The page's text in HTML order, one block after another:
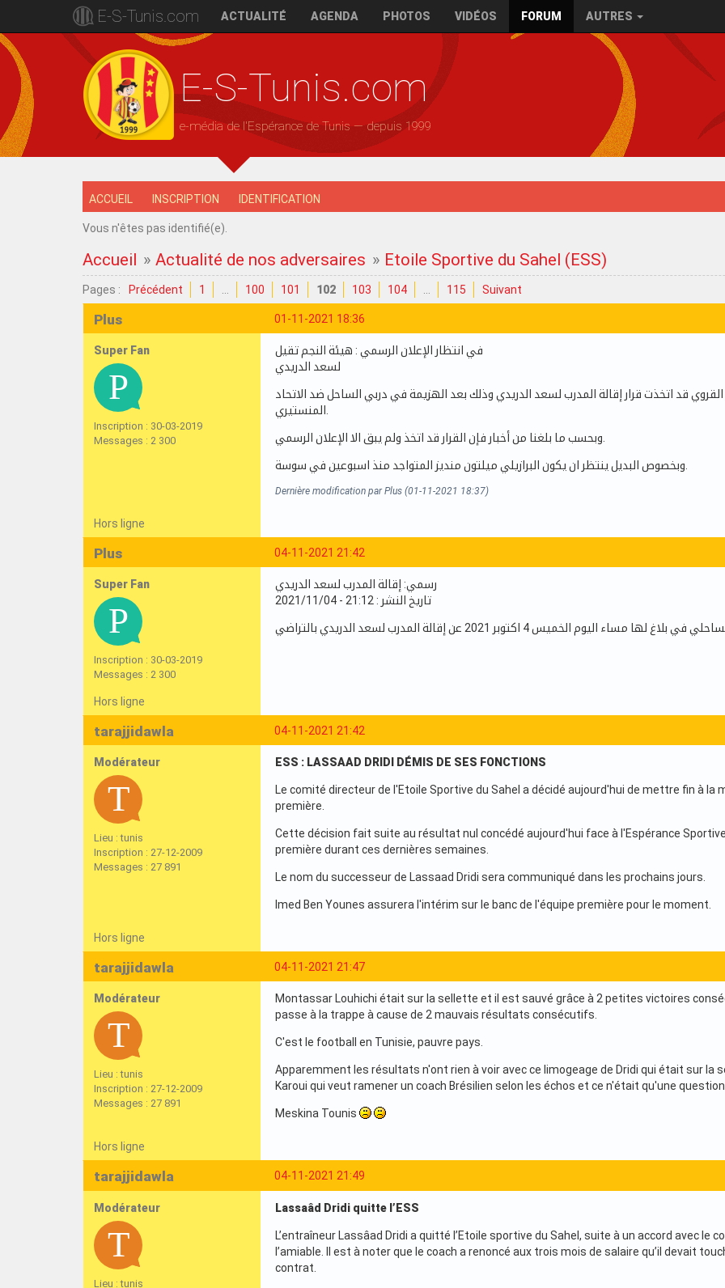
E-S-Tunis.com ACTUALITÉ AGENDA PHOTOS VIDÉOS FORUM AUTRES
E-S-Tunis.com
e-média de l'Espérance de Tunis — depuis 1999
ACCUEIL INSCRIPTION IDENTIFICATION
Vous n'êtes pas identifié(e).
Accueil »Actualité de nos adversaires » Etoile Sportive du Sahel (ESS)
Pages : Précédent 1 100 101 102 103 104 115 Suivant
01-11-2021 18:36
Plus
Super Fan
Inscription : 30-03-2019
Messages : 2 300
في انتظار الإعلان الرسمي : هيئة النجم تقيل
لسعد الدريدي
قد اتخذت قرار إقالة المدرب لسعد الدريدي وذلك بعد الهزيمة في دربي الساحل ضد الاتحاد
المنستيري.
وبحسب ما بلغنا من أخبار فإن القرار قد اتخذ ولم يبق الا الإعلان الرسمي.
وبخصوص البديل ينتظر ان يكون البرازيلي ميلتون منديز المتواجد منذ اسبوعين في سوسة.
Dernière modification par Plus (01-11-2021 18:37)
Hors ligne
04-11-2021 21:42
Plus
Super Fan
Inscription : 30-03-2019
Messages : 2 300
رسمي: إقالة المدرب لسعد الدريدي
تاريخ النشر : 21:12 - 2021/11/04
Hors ligne
04-11-2021 21:42
tarajjidawla
Modérateur
Lieu : tunis
Inscription : 27-12-2009
Messages : 27 891
ESS : LASSAAD DRIDI DÉMIS DE SES FONCTIONS
Le comité directeur de l'Etoile Sportive du Sahel a décidé aujourd'hui de mettre fin à la
première.
Cette décision fait suite au résultat nul concédé aujourd'hui face à l'Espérance
première durant ces dernières semaines.
Le nom du successeur de Lassaad Dridi sera communiqué dans les prochains jours.
Imed Ben Younes assurera l'intérim sur le banc de l'équipe première pour le moment.
Hors ligne
04-11-2021 21:47
tarajjidawla
Modérateur
Lieu : tunis
Inscription : 27-12-2009
Messages : 27 891
Montassar Louhichi était sur la sellette et il est sauvé grâce à 2 petites victoires
passe à la trappe à cause de 2 mauvais résultats consécutifs.
C'est le football en Tunisie, pauvre pays.
Apparemment les résultats n'ont rien à voir avec ce limogeage de Dridi qui était sur la
Karoui qui veut ramener un coach Brésilien selon les échos et ce n'était qu'une
Meskina Tounis
Hors ligne
04-11-2021 21:49
tarajjidawla
Modérateur
Lieu : tunis
Lassaâd Dridi quitte l’ESS
L’entraîneur Lassâad Dridi a quitté l’Etoile sportive du Sahel, suite à un accord avec le
l’amiable. Il est à noter que le coach a renoncé aux trois mois de salaire qu’il devait
contrat.